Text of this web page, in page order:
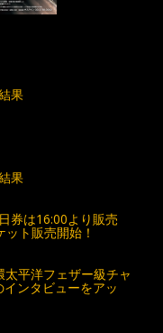
果
果
券は16:00より販売
ト販売開始！
平洋フェザー級チャ
ンタビューをアッ